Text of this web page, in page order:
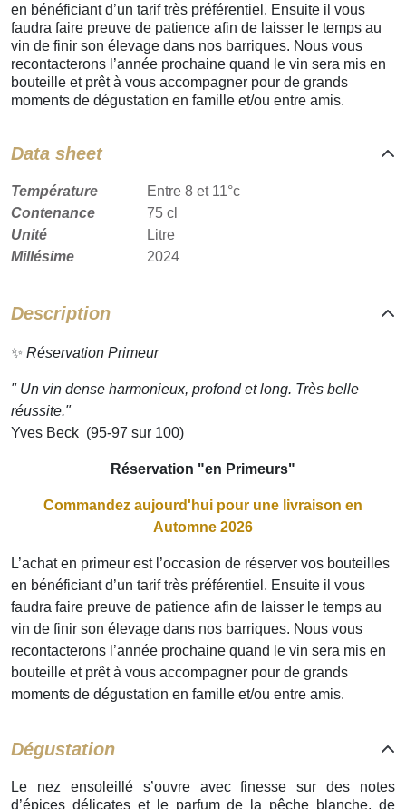
en bénéficiant d’un tarif très préférentiel. Ensuite il vous
faudra faire preuve de patience afin de laisser le temps au
vin de finir son élevage dans nos barriques. Nous vous
recontacterons l’année prochaine quand le vin sera mis en
bouteille et prêt à vous accompagner pour de grands
moments de dégustation en famille et/ou entre amis.
Data sheet
Température
Entre 8 et 11°c
Contenance
75 cl
Unité
Litre
Millésime
2024
Description
✨ Réservation Primeur
" Un vin dense harmonieux, profond et long. Très belle
réussite."
Yves Beck (95-97 sur 100)
Réservation "en Primeurs"
Commandez aujourd'hui pour une livraison en
Automne 2026
L’achat en primeur est l’occasion de réserver vos bouteilles
en bénéficiant d’un tarif très préférentiel. Ensuite il vous
faudra faire preuve de patience afin de laisser le temps au
vin de finir son élevage dans nos barriques. Nous vous
recontacterons l’année prochaine quand le vin sera mis en
bouteille et prêt à vous accompagner pour de grands
moments de dégustation en famille et/ou entre amis.
Dégustation
Le nez ensoleillé s’ouvre avec finesse sur des notes
d’épices délicates et le parfum de la pêche blanche, de